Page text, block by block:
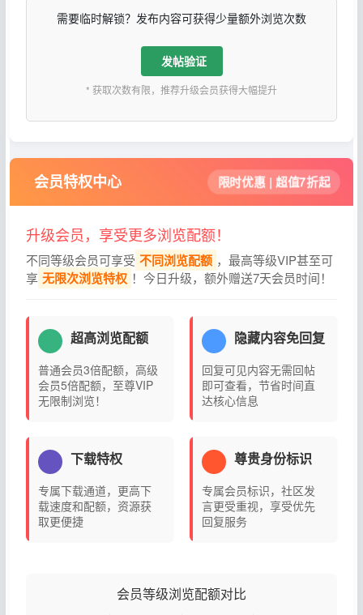
需要临时解锁？发布内容可获得少量额外浏览次数
发帖验证
* 获取次数有限，推荐升级会员获得大幅提升
会员特权中心 限时优惠 | 超值7折起
升级会员，享受更多浏览配额！
不同等级会员可享受 不同浏览配额 ，最高等级VIP甚至可
享 无限次浏览特权 ！今日升级，额外赠送7天会员时间！
超高浏览配额
普通会员3倍配额，高级
会员5倍配额，至尊VIP
无限制浏览！
隐藏内容免回复
回复可见内容无需回帖
即可查看，节省时间直
达核心信息
下载特权
专属下载通道，更高下
载速度和配额，资源获
取更便捷
尊贵身份标识
专属会员标识，社区发
言更受重视，享受优先
回复服务
会员等级浏览配额对比